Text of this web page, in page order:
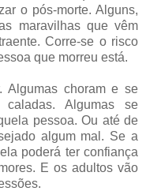
o pós-morte. Alguns,
maravilhas que vêm
Corre-se o risco
que morreu está.
Algumas choram e se
caladas. Algumas se
pessoa. Ou até de
algum mal. Se a
poderá ter confiança
E os adultos vão